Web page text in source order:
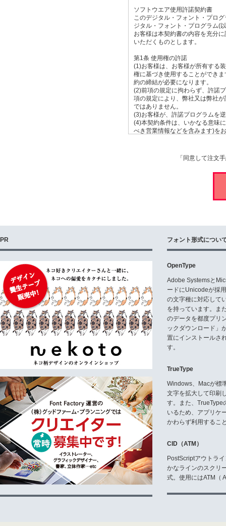
ソフトウエア使用許諾契約書
このデジタル・フォント・プロ
ジタル・フォント・プログラム(
お客様は本契約書の内容を充分
いただくものとします。
第1条 使用権の許諾
(1)お客様は、お客様が所有する
権に基づき使用することができ
約の締結が必要になります。
(2)前項の規定に拘わらず、許諾
項の規定により、弊社又は弊社
ではありません。
(3)お客様が、許諾プログラムを
(4)本契約条件は、いかなる意味
べき営業情報などを含みます)を
(1)文字のイメージを印刷装置に
(2)WEB ページの文字表現用と
デオゲーム等のデジタル作品に
(3)上記に記載がない事項。
第2条 期間及び終了
(1)本契約は、お客様が許諾プロ
許諾プログラムの使用を継続す
(2)弊社は、30 日以上前に書面
し、本項の規定は、お客様が許
合に限られるものとします。
(3)前項の規定により本契約の効
対する一切の権原を有さないも
るものとします。
第3条 著作権表示
お客様は、許諾プログラムの全
(1)お客様は、許諾プログラムも
その他の処分をしてはなりません
(2)お客様は、本契約において明
ん。
第5条 書体の変更等
(1)お客様は、許諾プログラムを
第6条 保証
(1)弊社は、弊社が許諾プログラ
保証します。
(2)弊社は、本契約条件に明示さ
(3)正規にご購入されたお客様は
場合があります。
第7条 責任の範囲
(1)弊社は、本契約条件に明示的
「同意して注文
PR フォント形式につい
OpenType
Adobe Systemsと
ードにUnicodeが採
の文字種に対応して
を持っています。ま
のデータを都度プリ
ックダウンロード」
置にインストールさ
す。
TrueType
Windows、Macが標
文字を拡大して印刷
す。また、TrueType
いるため、アプリケ
かわらず利用するこ
CID（ATM）
PostScriptアウトラ
かなラインのスクリ
式。使用にはATM（